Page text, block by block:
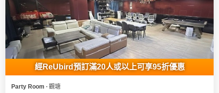
食
即
煮
列
子
活
動
心
願
清
單
經ReUbird預訂滿20人或以上可享95折優惠
Party Room ∙ 觀塘